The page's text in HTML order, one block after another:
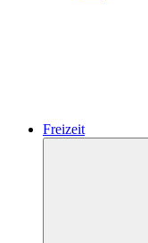
Freizeit